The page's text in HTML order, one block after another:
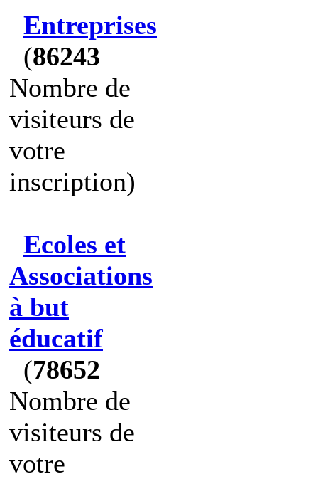
Entreprises
(86243
Nombre de
visiteurs de
votre
inscription)
Ecoles et
Associations
à but
éducatif
(78652
Nombre de
visiteurs de
votre